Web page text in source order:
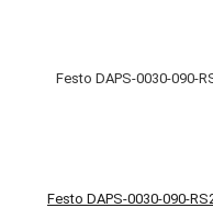
Festo DAPS-0030-090-